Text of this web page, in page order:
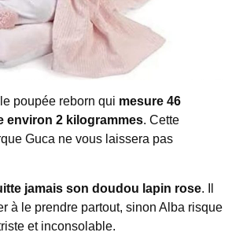
poupée reborn qui mesure 46
environ 2 kilogrammes. Cette
Guca ne vous laissera pas
jamais son doudou lapin rose. Il
à le prendre partout, sinon Alba risque
et inconsolable.